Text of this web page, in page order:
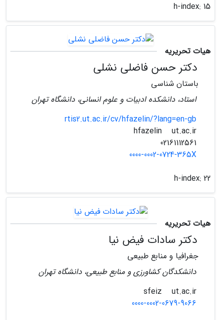
h-index: 15
هیات تحریریه
دکتر حسن فاضلی نشلی
باستان شناسی
استاد، دانشکده ادبیات و علوم انسانی، دانشگاه تهران
rtis2.ut.ac.ir/cv/hfazelin/?lang=en-gb
ut.ac.ir
0000-0002-0724-365X
h-index: 22
هیات تحریریه
دکتر سادات فیض نیا
جغرافیا و منابع طبیعی
دانشکدگان کشاورزی و منابع طبیعی، دانشگاه تهران
ut.ac.ir
0000-0002-0679-9066